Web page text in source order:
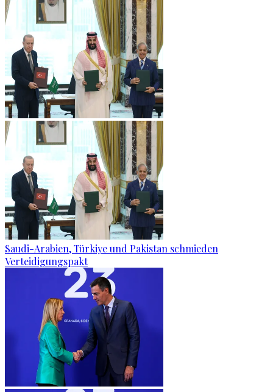
Saudi-Arabien, Türkiye und Pakistan schmieden
Verteidigungspakt